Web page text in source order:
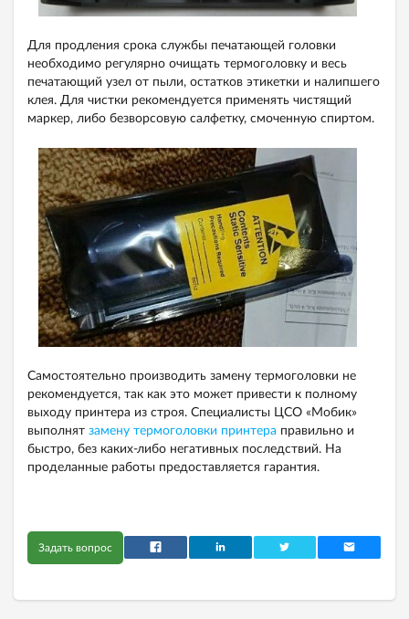
Для продления срока службы печатающей головки
необходимо регулярно очищать термоголовку и весь
печатающий узел от пыли, остатков этикетки и налипшего
клея. Для чистки рекомендуется применять чистящий
маркер, либо безворсовую салфетку, смоченную спиртом.
Самостоятельно производить замену термоголовки не
рекомендуется, так как это может привести к полному
выходу принтера из строя. Специалисты ЦСО «Мобик»
выполнят замену термоголовки принтера правильно и
быстро, без каких-либо негативных последствий. На
проделанные работы предоставляется гарантия.
Задать вопрос